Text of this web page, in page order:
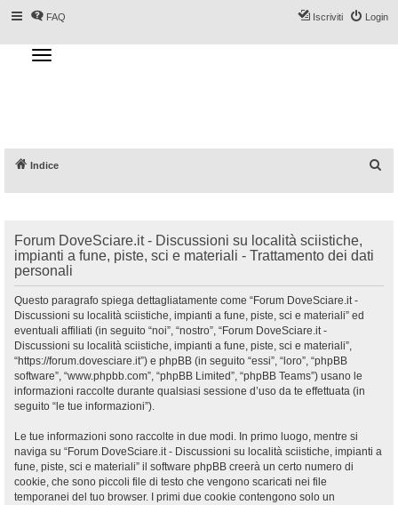
FAQ Login
Iscriviti
T
o
g
a
t
Indice
Forum DoveSciare.it - Discussioni su località sciistiche,
impianti a fune, piste, sci e materiali - Trattamento dei dati
personali
Questo paragrafo spiega dettagliatamente come “Forum DoveSciare.it -
Discussioni su località sciistiche, impianti a fune, piste, sci e materiali” ed
eventuali affiliati (in seguito “noi”, “nostro”, “Forum DoveSciare.it -
Discussioni su località sciistiche, impianti a fune, piste, sci e materiali”,
“https://forum.dovesciare.it”) e phpBB (in seguito “essi”, “loro”, “phpBB
software”, “www.phpbb.com”, “phpBB Limited”, “phpBB Teams”) usano le
informazioni raccolte durante qualsiasi sessione d’uso da te effettuata (in
seguito “le tue informazioni”).
Le tue informazioni sono raccolte in due modi. In primo luogo, mentre si
naviga su “Forum DoveSciare.it - Discussioni su località sciistiche, impianti a
fune, piste, sci e materiali” il software phpBB creerà un certo numero di
cookie, che sono piccoli file di testo che vengono scaricati nei file
temporanei del tuo browser. I primi due cookie contengono solo un